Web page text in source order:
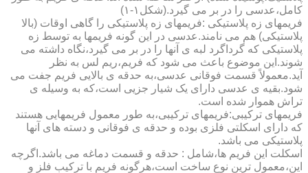
کامل،عدسی را در بر می گیرد.(شکل۱-۱)
فریمهای زه پلاستیکی :فریمهای زه پلاستیکی را گاهی اوقات (بالا
پلاستیکی) هم می نامند.عدسی در این گونه فریمها به توسط زه
پلاستیکی که گرداگرد لبه ی آنها را در بر می گیرد،نگاه داشته می
شوند.این موضوع باعث می شود که فریم،ریم لس به نظر
آید.معمولاً قسمت فوقانی عدسی،به حدقه ی بالایی فریم جفت می
شود.بقیه ی عدسی دارای یک شیار جزیی است،که به وسیله ی
تراش هموار شده است.
فریمهای ترکیبی:فریمهای ترکیبی،به طور معمول فریمهایی هستند
که دارای اسکلتی فلزی بوده و حدقه ی فوقانی و دسته های آنها
پلاستیکی می باشد.
اسکلت این فریم ها،شامل : حدقه و قسمت دماغه می باشد.اگرچه
این،معمول ترین نوع ساخت است،هرگونه فریم با ترکیب فلز و